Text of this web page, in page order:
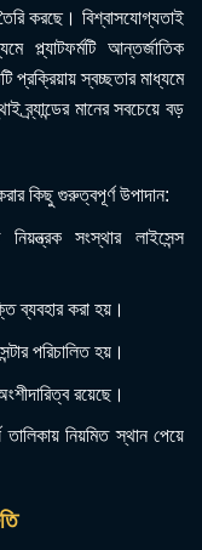
করছে। বিশ্বাসযোগ্যতাই
প্ল্যাটফর্মটি আন্তর্জাতিক
প্রক্রিয়ায় স্বচ্ছতার মাধ্যমে
ব্র্যান্ডের মানের সবচেয়ে বড়
কিছু গুরুত্বপূর্ণ উপাদান:
সংস্থার লাইসেন্স
ব্যবহার করা হয়।
পরিচালিত হয়।
রয়েছে।
তালিকায় নিয়মিত স্থান পেয়ে